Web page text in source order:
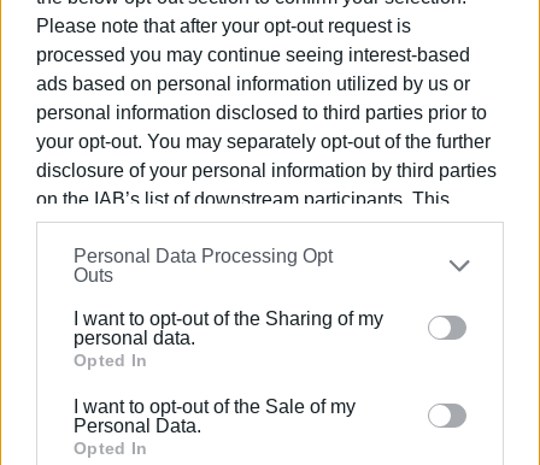
Please note that after your opt-out request is
processed you may continue seeing interest-based
ads based on personal information utilized by us or
personal information disclosed to third parties prior to
your opt-out. You may separately opt-out of the further
disclosure of your personal information by third parties
on the IAB’s list of downstream participants. This
information may also be disclosed by us to third parties
on theIAB’s List of Downstream Participants
that may
further disclose it to other third parties.
Please note that this website/app uses one or more
Google services and may gather and store information
behaviour. You may click to grant or deny consent to
Google and its third-party tags to use your data for
Personal Data Processing Opt
Outs
I want to opt-out of the Sharing of my
personal data.
Opted In
I want to opt-out of the Sale of my
Personal Data.
Opted In
Όλοι γνωρίζουμε ότι ο έγκαιρος προγραμματισμός
στην καταπολέμηση των κουνουπιών είναι πολύ
σημαντικός για να υπάρξει αποτελεσματικότητα, γι’
αυτό η ΠΙΝ οφείλει να επιδείξει υπευθυνότητα
πράττοντας άμεσα τα αυτονόητα.
Για τους φορείς,
Σπύρος Χαλικιόπουλος-Πρόεδρος Συνδέσμου
Περικλής Κατσαρός-Πρόεδρος Ομοσπονδίας
Επιχειρηματιών Τουριστικών Καταλυμάτων Κέρκυρας
Χαράλαμπος Βούλγαρης - Πρόεδρος Ένωσης
Ξενοδόχων Κκέρκυρας